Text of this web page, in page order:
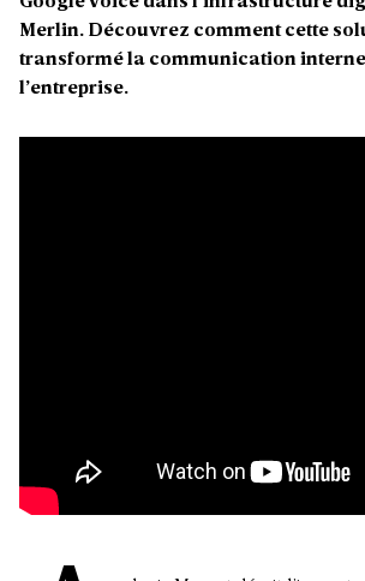
Merlin. Découvrez comment cette
transformé la communication interne
l’entreprise.